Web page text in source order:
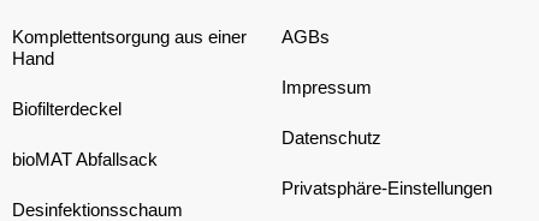
Komplettentsorgung aus einer
Hand
Biofilterdeckel
bioMAT Abfallsack
Desinfektionsschaum
AGBs
Impressum
Datenschutz
Privatsphäre-Einstellungen